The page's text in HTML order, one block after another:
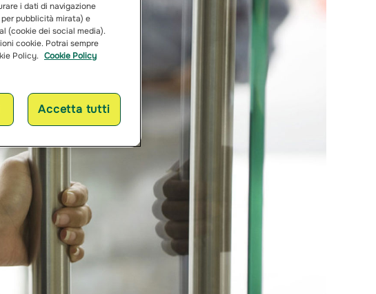
i dati di navigazione
pubblicità mirata) e
(cookie dei social media).
cookie. Potrai sempre
Policy. Cookie Policy
Accetta tutti